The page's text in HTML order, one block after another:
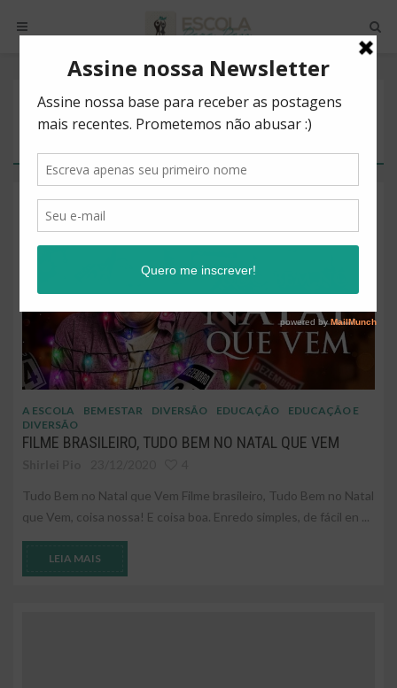
POSTS BY TAG
NATAL
A ESCOLA BEM ESTAR DIVERSÃO EDUCAÇÃO
EDUCAÇÃO E
DIVERSÃO
FILME BRASILEIRO, TUDO BEM NO NATAL QUE VEM
Tudo Bem no Natal que Vem Filme brasileiro, Tudo Bem no Natal
que Vem, coisa nossa! E coisa boa. Enredo simples, de fácil en ...
LEIA MAIS